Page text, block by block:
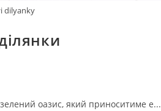
dilyanky
оазис, який приноситиме е...